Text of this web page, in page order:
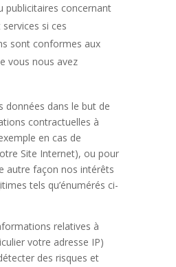
publicitaires concernant
si ces
sont conformes aux
vous nous avez
données dans le but de
contractuelles à
en cas de
Site Internet), ou pour
autre façon nos intérêts
tels qu’énumérés ci-
relatives à
votre adresse IP)
des risques et